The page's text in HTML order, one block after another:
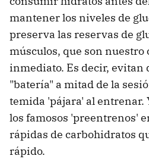
mantener los niveles de
preserva las reservas de
músculos, que son nuestro
inmediato. Es decir, evitan
"batería" a mitad de la
temida 'pájara' al entrenar.
los famosos 'preentrenos'
rápidas de carbohidratos
rápido.